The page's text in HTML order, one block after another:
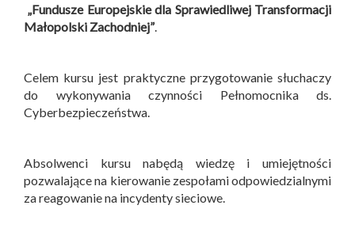
„Fundusze Europejskie dla Sprawiedliwej Transformacji
Małopolski Zachodniej”.
Celem kursu jest praktyczne przygotowanie słuchaczy
do wykonywania czynności Pełnomocnika ds.
Cyberbezpieczeństwa.
Absolwenci kursu nabędą wiedzę i umiejętności
pozwalające na kierowanie zespołami odpowiedzialnymi
za reagowanie na incydenty sieciowe.